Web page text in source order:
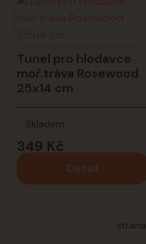
Tunel pro hlodavce
moř.tráva Rosewood
25x14 cm
349 Kč
Skladem
Detail
strana